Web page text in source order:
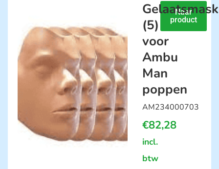
Naar
product
(5)
voor
Ambu
Man
poppen
AM234000703
€82,28
incl.
btw